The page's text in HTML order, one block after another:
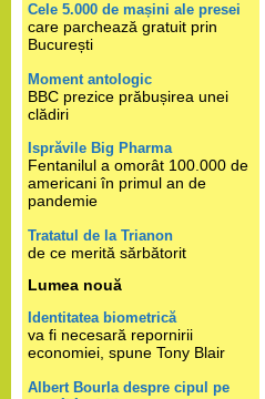
Cele 5.000 de mașini ale presei
care parchează gratuit prin
București
Moment antologic
BBC prezice prăbușirea unei
clădiri
Isprăvile Big Pharma
Fentanilul a omorât 100.000 de
americani în primul an de
pandemie
Tratatul de la Trianon
de ce merită sărbătorit
Lumea nouă
Identitatea biometrică
va fi necesară repornirii
economiei, spune Tony Blair
Albert Bourla despre cipul pe